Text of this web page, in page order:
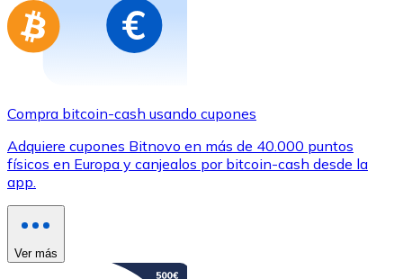
Compra bitcoin-cash usando cupones
Adquiere cupones Bitnovo en más de 40.000 puntos
físicos en Europa y canjealos por bitcoin-cash desde la
app.
Ver más